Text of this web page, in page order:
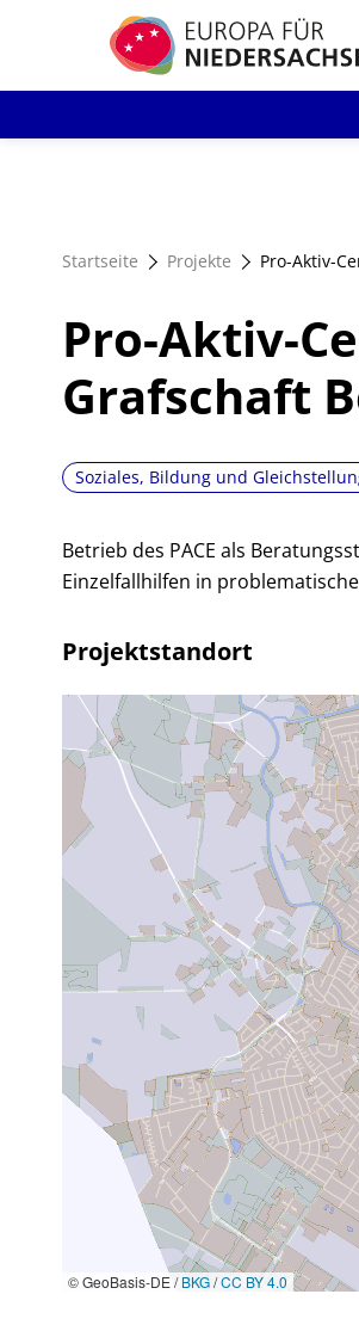
Startseite Projekte Pro-Aktiv-
Pro-Aktiv-
Grafschaft
Soziales, Bildung und
Betrieb des PACE als
Einzelfallhilfen in
Projektstandort
© GeoBasis-DE /BKG/CC BY 4.0